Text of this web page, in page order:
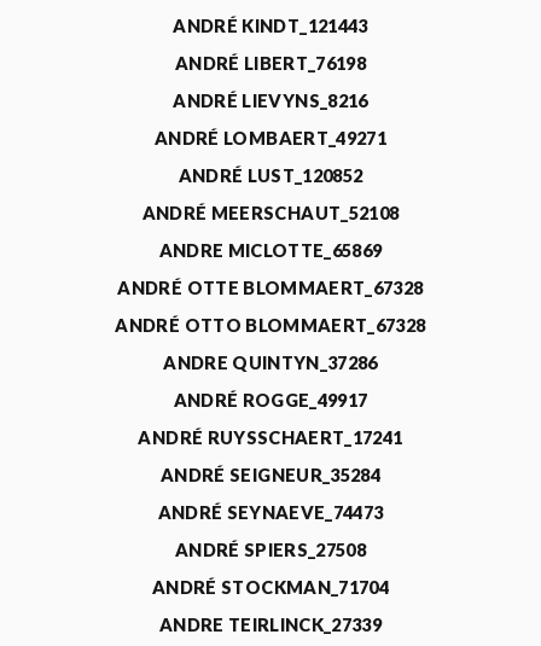
ANDRÉ KINDT_121443
ANDRÉ LIBERT_76198
ANDRÉ LIEVYNS_8216
ANDRÉ LOMBAERT_49271
ANDRÉ LUST_120852
ANDRÉ MEERSCHAUT_52108
ANDRE MICLOTTE_65869
ANDRÉ OTTE BLOMMAERT_67328
ANDRÉ OTTO BLOMMAERT_67328
ANDRE QUINTYN_37286
ANDRÉ ROGGE_49917
ANDRÉ RUYSSCHAERT_17241
ANDRÉ SEIGNEUR_35284
ANDRÉ SEYNAEVE_74473
ANDRÉ SPIERS_27508
ANDRÉ STOCKMAN_71704
ANDRE TEIRLINCK_27339